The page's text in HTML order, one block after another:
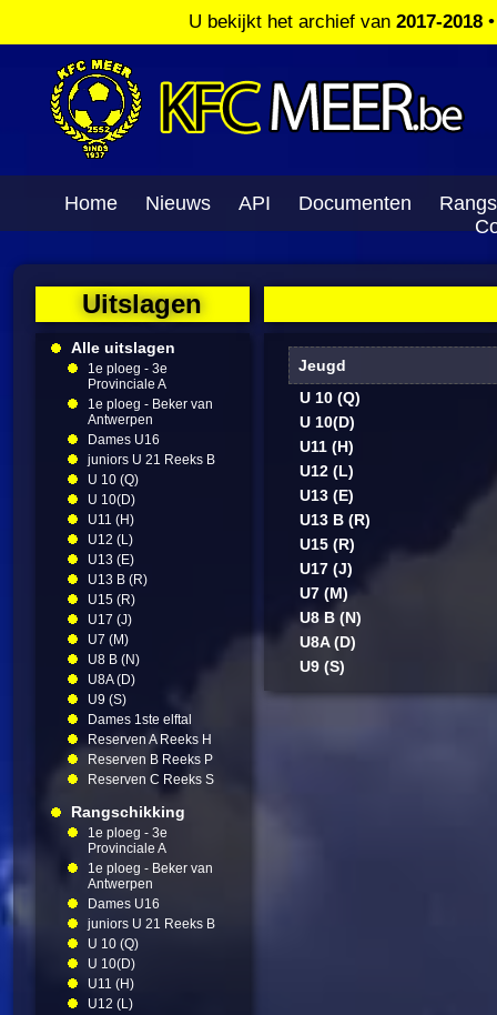
U bekijkt het archief van 2017-2018
Home Nieuws API Documenten
Uitslagen
Alle uitslagen
1e ploeg - 3e
Provinciale A
1e ploeg - Beker van
Antwerpen
Dames U16
juniors U 21 Reeks B
U 10 (Q)
U 10(D)
U11 (H)
U12 (L)
U13 (E)
U13 B (R)
U15 (R)
U17 (J)
U7 (M)
U8 B (N)
U8A (D)
U9 (S)
Dames 1ste elftal
Reserven A Reeks H
Reserven B Reeks P
Reserven C Reeks S
Rangschikking
1e ploeg - 3e
Provinciale A
1e ploeg - Beker van
Antwerpen
Dames U16
juniors U 21 Reeks B
U 10 (Q)
U 10(D)
U11 (H)
U12 (L)
Jeugd
U 10 (Q)
U 10(D)
U11 (H)
U12 (L)
U13 (E)
U13 B (R)
U15 (R)
U17 (J)
U7 (M)
U8 B (N)
U8A (D)
U9 (S)